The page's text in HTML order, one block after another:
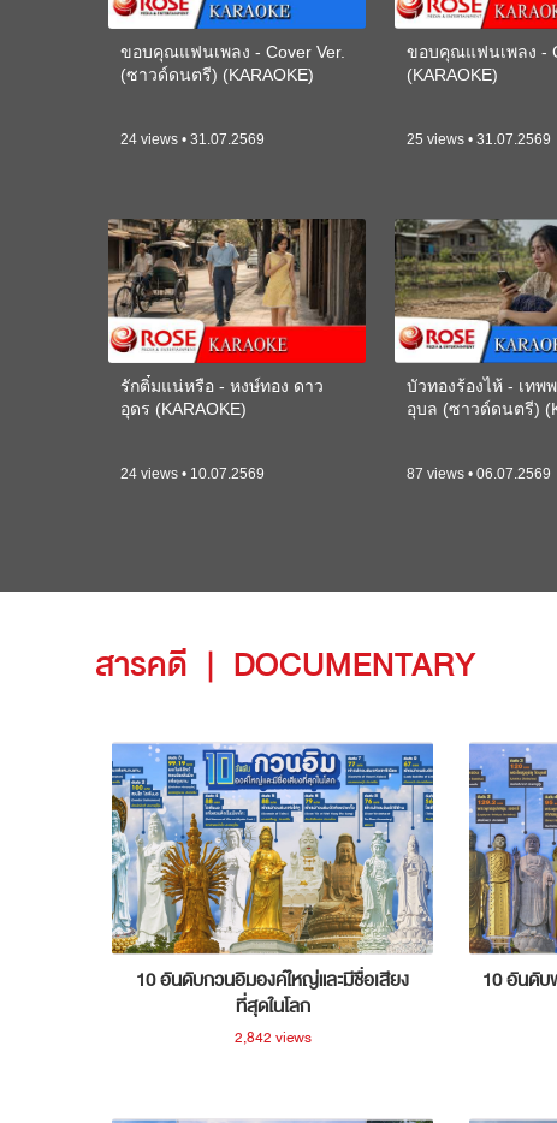
ขอบคุณแฟนเพลง - Cover Ver.
(ซาวด์ดนตรี) (KARAOKE)
24 views • 31.07.2569
ขอบคุณแฟนเพลง -
(KARAOKE)
25 views • 31.07.2569
รักติ๋มแน่หรือ - หงษ์ทอง ดาว
อุดร (KARAOKE)
24 views • 10.07.2569
บัวทองร้องไห้ - เทพ
อุบล (ซาวด์ดนตรี)
87 views • 06.07.2569
สารคดี | DOCUMENTARY
10 อันดับกวนอิมองค์ใหญ่และมีชื่อเสียง
ที่สุดในโลก
2,842 views
10 อันดับ